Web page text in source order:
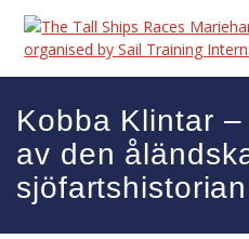
Hoppa
innehåll
Kobba Klintar
av den
sjöfartshistorian